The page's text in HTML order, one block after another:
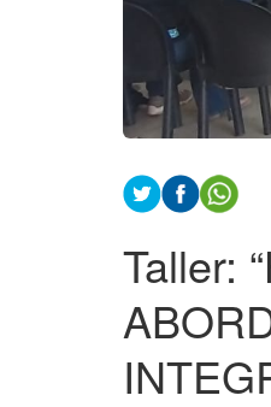
Taller: